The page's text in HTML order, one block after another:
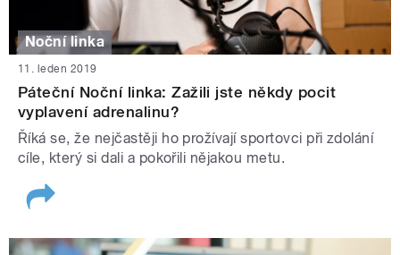
Noční linka
11. leden 2019
Páteční Noční linka: Zažili jste někdy pocit
vyplavení adrenalinu?
Říká se, že nejčastěji ho prožívají sportovci při zdolání
cíle, který si dali a pokořili nějakou metu.